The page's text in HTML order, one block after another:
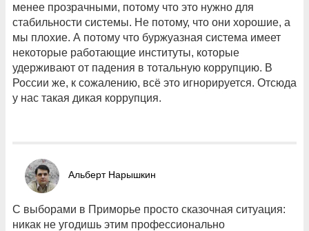
менее прозрачными, потому что это нужно для
стабильности системы. Не потому, что они хорошие, а
мы плохие. А потому что буржуазная система имеет
некоторые работающие институты, которые
удерживают от падения в тотальную коррупцию. В
России же, к сожалению, всё это игнорируется. Отсюда
у нас такая дикая коррупция.
Альберт Нарышкин
С выборами в Приморье просто сказочная ситуация:
никак не угодишь этим профессионально